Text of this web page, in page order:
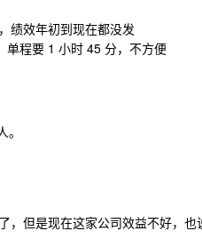
绩效年初到现在都没发
单程要 1 小时 45 分，不方便
，但是现在这家公司效益不好，